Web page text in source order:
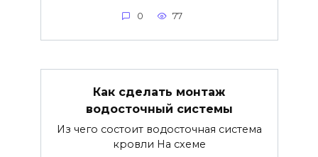
0 77
Как сделать монтаж
водосточный системы
Из чего состоит водосточная система
кровли На схеме